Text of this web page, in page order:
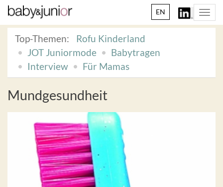
EN
Top-Themen:
Rofu Kinderland
JOT Juniormode
Babytragen
Interview
Für Mamas
Mundgesundheit